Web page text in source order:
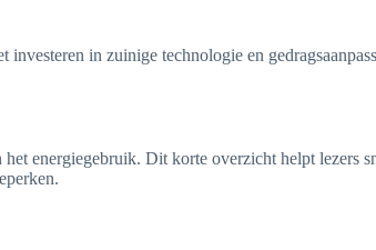
in zuinige technologie en
energiegebruik. Dit korte overzicht helpt lezers